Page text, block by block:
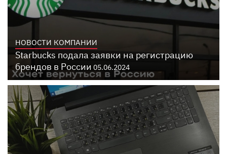
НОВОСТИ КОМПАНИИ
Starbucks подала заявки на регистрацию
брендов в России 05.06.2024